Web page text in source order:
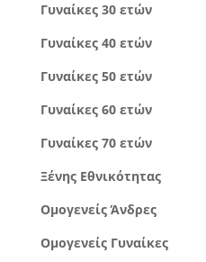
Γυναίκες 30 ετών
Γυναίκες 40 ετών
Γυναίκες 50 ετών
Γυναίκες 60 ετών
Γυναίκες 70 ετών
Ξένης Εθνικότητας
Ομογενείς Άνδρες
Ομογενείς Γυναίκες